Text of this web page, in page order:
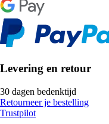
Levering en retour
30 dagen bedenktijd
Retourneer je bestelling
Trustpilot